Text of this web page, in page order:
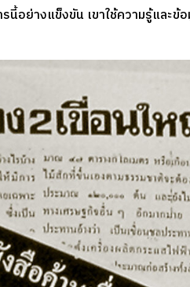
อย่างแข็งขัน เขาใช้ความรู้และข้